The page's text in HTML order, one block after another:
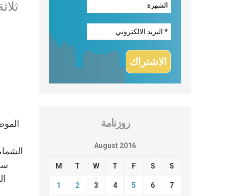
روزنامة
August 2016
M T W T F S S
1 2 3 4 5 6 7